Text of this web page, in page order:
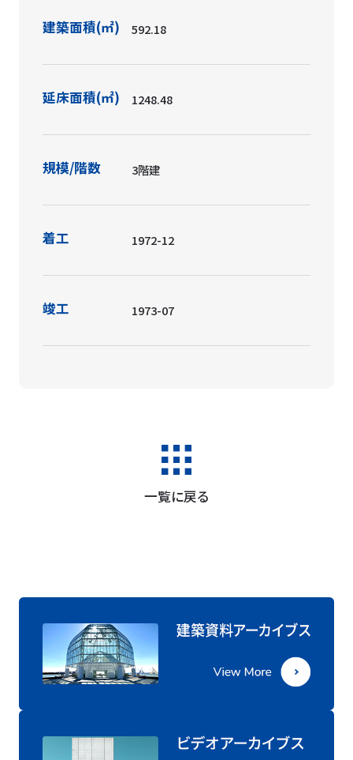
建築面積(㎡) 592.18
延床面積(㎡) 1248.48
規模/階数 3階建
着工 1972-12
竣工 1973-07
一覧に戻る